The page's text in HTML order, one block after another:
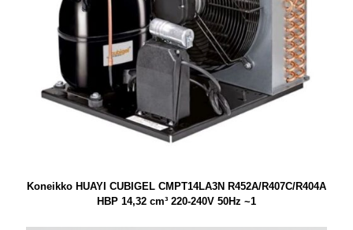
Koneikko HUAYI CUBIGEL CMPT14LA3N R452A/R407C/R404A
HBP 14,32 cm³ 220-240V 50Hz ~1